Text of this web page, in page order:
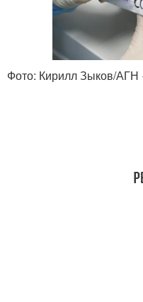
Фото: Кирилл Зыков/АГН